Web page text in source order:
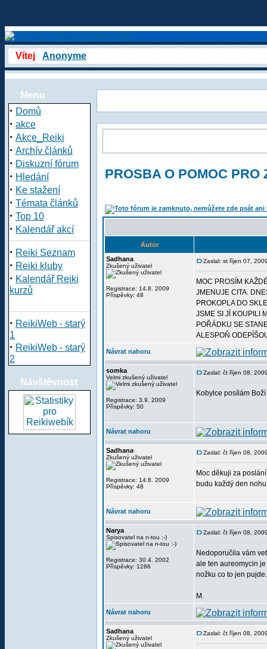
Vítej Anonyme
Menu
· Domů
· akce
· Akce_Reiki
· Archív článků
· Diskuzní fórum
· Hledání
· Ke stažení
· Témata článků
· Top 10
· Kalendář akcí
· Reiki Seznam
· Reiki kluby
· Kalendář Reiki
kurzů
· ReikiWeb - starý
1
· ReikiWeb - starý
2
Návštěvnost
PROSBA O POMOC PRO
Autor
Sadhana
Zkušený uživatel
Registrace: 14.8. 2009
Příspěvky: 48
Zaslal: st říjen 07,
MOC PROSÍM
JMENUJE CITA.
PROKOPLA DO
JSME SI JÍ KOUPILI
POŘÁDKU SE
ALESPOŇ
Návrat nahoru
somka
Velmi zkušený uživatel
Registrace: 3.9. 2009
Příspěvky: 50
Zaslal: čt říjen 08,
Kobylce posílám
Návrat nahoru
Sadhana
Zkušený uživatel
Registrace: 14.8. 2009
Příspěvky: 48
Zaslal: čt říjen 08,
Moc děkuji za
budu každý den
Návrat nahoru
Narya
Spisovatel na n-tou :-)
Registrace: 30.4. 2002
Příspěvky: 1286
Zaslal: čt říjen 08,
Nedoporučila vám
ale ten aureomycin
nožku co to jen
M.
Návrat nahoru
Sadhana
Zkušený uživatel
Zaslal: čt říjen 08,